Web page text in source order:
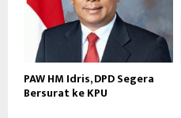
PAW HM Idris, DPD Segera
Bersurat ke KPU